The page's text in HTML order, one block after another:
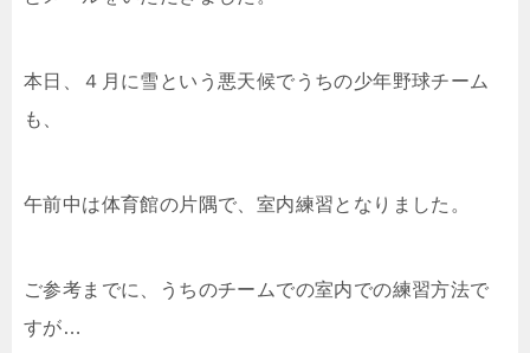
本日、４月に雪という悪天候でうちの少年野球チーム
も、
午前中は体育館の片隅で、室内練習となりました。
ご参考までに、うちのチームでの室内での練習方法で
すが…